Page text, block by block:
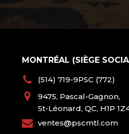
MONTRÉAL (SIÈGE
(514) 719-9PSC (772)
9475, Pascal-Gagnon,
St-Léonard, QC, H1P
ventes@pscmtl.com